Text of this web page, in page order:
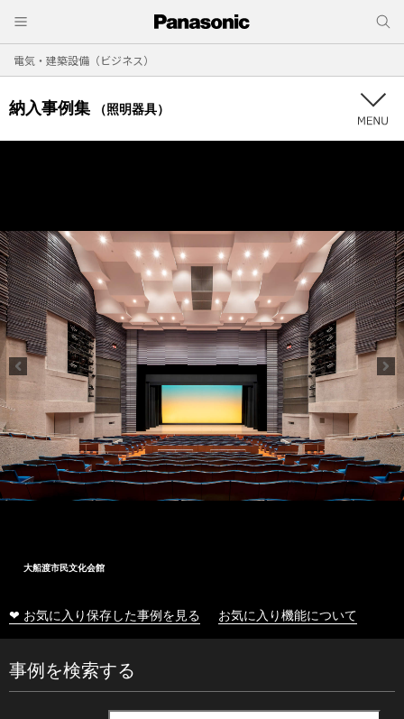
電気・建築設備（ビジネス）
納入事例集 （照明器具）
大船渡市民文化会館
❤ お気に入り保存した事例を見る お気に入り機能について
事例を検索する